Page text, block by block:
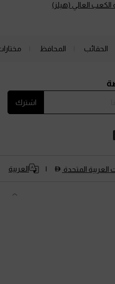
الكعب العالي (هيلز)
الحقائب المحافظ
اشترك
العربية المتحدة العربية